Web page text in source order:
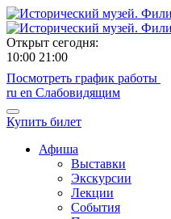
Открыт сегодня:
10:00 21:00
Посмотреть график работы
ru en Слабовидящим
Купить билет
Афиша
Выставки
Экскурсии
Лекции
События